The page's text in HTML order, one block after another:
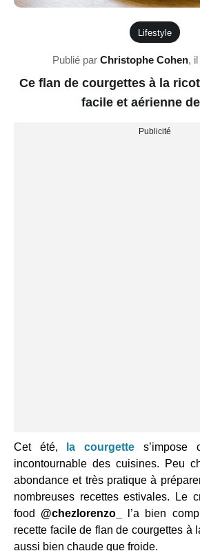
Lifestyle
Publié par Christophe Cohen,
Ce flan de courgettes à la
facile et aérienne de
Cet été, la courgette s’impose
incontournable des cuisines. Peu
abondance et très pratique à
nombreuses recettes estivales. Le
food @chezlorenzo_
l’a bien
recette facile de flan de courgettes à
aussi bien chaude que froide.